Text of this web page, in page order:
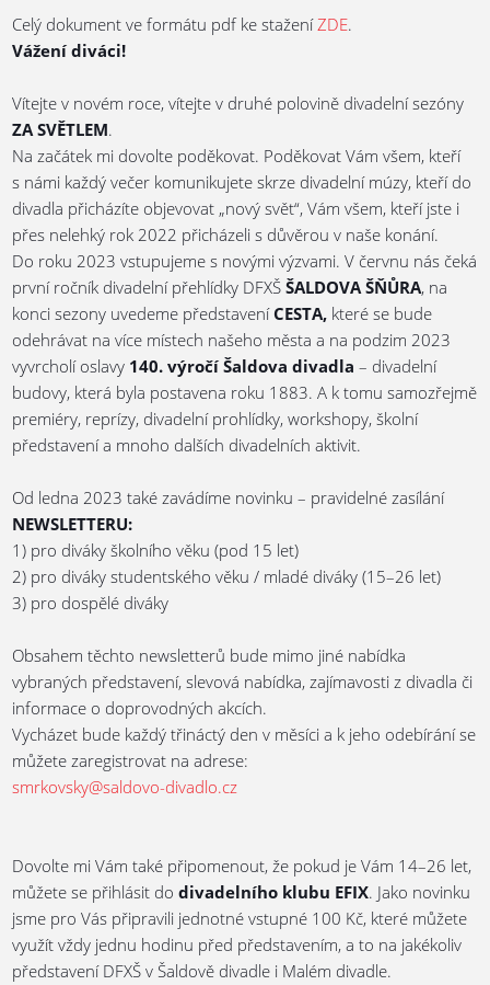
Celý dokument ve formátu pdf ke staženíZDE.
Vážení diváci!
Vítejte v novém roce, vítejte v druhé polovině divadelní sezóny
ZA SVĚTLEM.
Na začátek mi dovolte poděkovat. Poděkovat Vám všem, kteří
s námi každý večer komunikujete skrze divadelní múzy, kteří do
divadla přicházíte objevovat „nový svět“, Vám všem, kteří jste i
přes nelehký rok 2022 přicházeli s důvěrou v naše konání.
Do roku 2023 vstupujeme s novými výzvami. V červnu nás čeká
první ročník divadelní přehlídky DFXŠŠALDOVA ŠŇŮRA, na
konci sezony uvedeme představeníCESTA, které se bude
odehrávat na více místech našeho města a na podzim 2023
vyvrcholí oslavy 140. výročí Šaldova divadla – divadelní
budovy, která byla postavena roku 1883. A k tomu samozřejmě
premiéry, reprízy, divadelní prohlídky, workshopy, školní
představení a mnoho dalších divadelních aktivit.
Od ledna 2023 také zavádíme novinku – pravidelné zasílání
NEWSLETTERU:
1) pro diváky školního věku (pod 15 let)
2) pro diváky studentského věku / mladé diváky (15–26 let)
3) pro dospělé diváky
Obsahem těchto newsletterů bude mimo jiné nabídka
vybraných představení, slevová nabídka, zajímavosti z divadla či
informace o doprovodných akcích.
Vycházet bude každý třináctý den v měsíci a k jeho odebírání se
můžete zaregistrovat na adrese:
smrkovsky@saldovo-divadlo.cz
Dovolte mi Vám také připomenout, že pokud je Vám 14–26 let,
můžete se přihlásit dodivadelního klubu EFIX. Jako novinku
jsme pro Vás připravili jednotné vstupné 100 Kč, které můžete
využít vždy jednu hodinu před představením, a to na jakékoliv
představení DFXŠ v Šaldově divadle i Malém divadle.